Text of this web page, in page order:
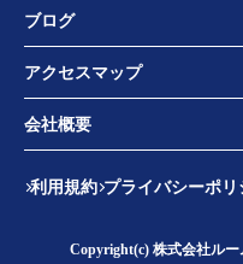
ブログ
アクセスマップ
会社概要
利用規約 プライバシーポリ
Copyright(c) 株式会社ル